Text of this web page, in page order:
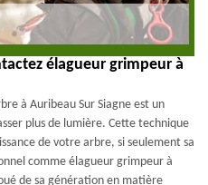
élagueur grimpeur à
à Auribeau Sur Siagne est un
plus de lumière. Cette technique
de votre arbre, si seulement sa
comme élagueur grimpeur à
de sa génération en matière